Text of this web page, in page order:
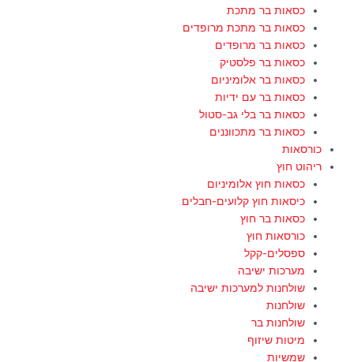
כסאות בר מתכת
כסאות בר מתכת מרופדים
כסאות בר מרופדים
כסאות בר פלסטיק
כסאות בר אלומיניום
כסאות בר עם ידיות
כסאות בר בלי גב-סטול
כסאות בר מתכווננים
כורסאות
ריהוט חוץ
כסאות חוץ אלומיניום
כיסאות חוץ קלועים-חבלים
כסאות בר חוץ
כורסאות חוץ
ספסלים-קקל
מערכות ישיבה
שולחנות למערכות ישיבה
שולחנות
שולחנות בר
מיטות שיזוף
שמשיות